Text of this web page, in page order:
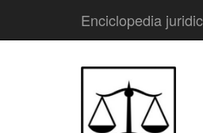
Enciclopedia